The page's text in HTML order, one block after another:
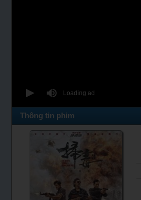
Thông tin phim